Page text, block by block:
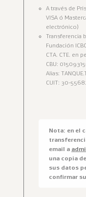
A través de
VISA ó
electrónico)
Transferencia
Fundación ICBC
CTA. CTE. en
CBU:
Alias:
CUIT: 30-
Nota: en el
email a
una copia
sus datos
confirmar